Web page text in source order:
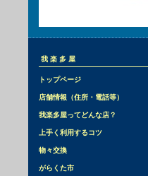
我楽多屋
トップページ
店舗情報（住所・電話等）
我楽多屋ってどんな店？
上手く利用するコツ
物々交換
がらくた市